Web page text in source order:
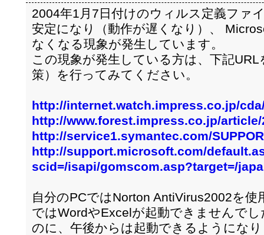
2004年1月7日付けのウィルス定義ファ
安定になり（動作が遅くなり）、
なくなる現象が発生しています。
この現象が発生している方は、下記
策）を行ってみてください。
http://internet.watch.impress.co.jp/
http://www.forest.impress.co.jp/
http://service1.symantec.com/
http://support.microsoft.com/
scid=/isapi/gomscom.asp?target=/
自分のPCではNorton AntiVirus2002を
ではWordやExcelが起動できませんで
のに、午後からは起動できるようにな